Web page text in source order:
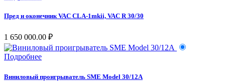
Пред и оконечник VAC CLA-1mkii, VAC R 30/30
1 650 000.00 ₽
Подробнее
Виниловый проигрыватель SME Model 30/12A